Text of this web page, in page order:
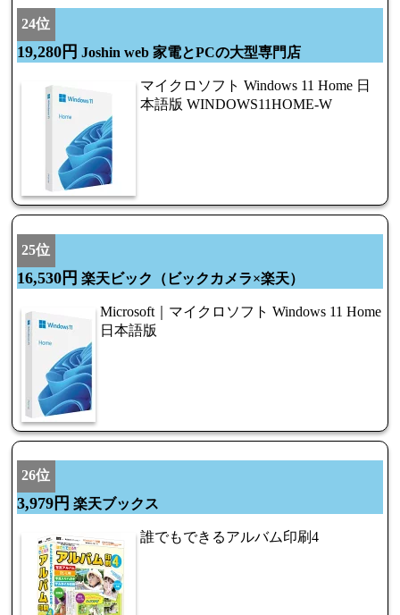
24位
19,280円 Joshin web 家電とPCの大型専門店
マイクロソフト Windows 11 Home 日
本語版 WINDOWS11HOME-W
25位
16,530円 楽天ビック（ビックカメラ×楽天）
Microsoft｜マイクロソフト Windows 11 Home
日本語版
26位
3,979円 楽天ブックス
誰でもできるアルバム印刷4